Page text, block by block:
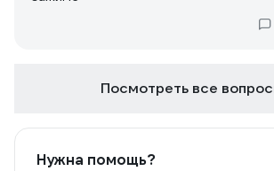
Посмотреть все
Нужна помощь?